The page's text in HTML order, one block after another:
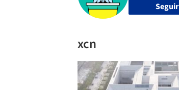
Seguir
xcn